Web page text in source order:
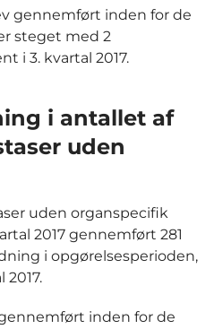
gennemført inden for de
steget med 2
i 3. kvartal 2017.
i antallet af
uden
uden organspecifik
2017 gennemført 281
i opgørelsesperioden,
2017.
inden for de